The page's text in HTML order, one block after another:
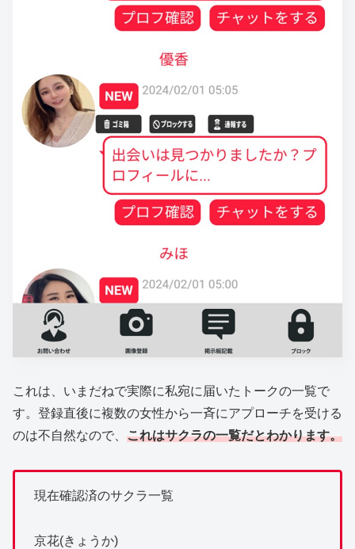
これは、いまだねで実際に私宛に届いたトークの一覧で
す。登録直後に複数の女性から一斉にアプローチを受ける
のは不自然なので、 これはサクラの一覧だとわかります。
現在確認済のサクラ一覧
京花(きょうか)